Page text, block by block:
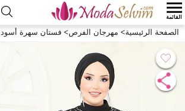
القائمة
الصفحة الرئيسية> مهرجان الفرص> فستان سهرة أسود 4992D170